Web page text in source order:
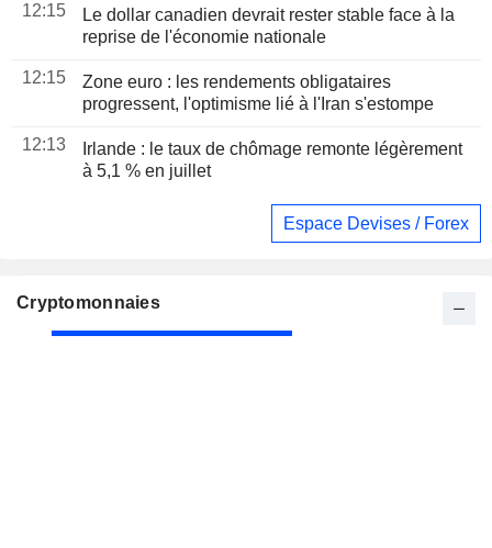
12:15
Le dollar canadien devrait rester stable face à la
reprise de l'économie nationale
12:15
Zone euro : les rendements obligataires
progressent, l'optimisme lié à l'Iran s'estompe
12:13
Irlande : le taux de chômage remonte légèrement
à 5,1 % en juillet
Espace Devises / Forex
Cryptomonnaies